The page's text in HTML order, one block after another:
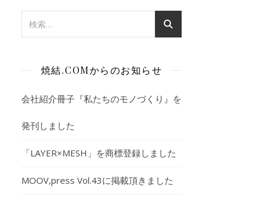
焼結.COMからのお知らせ
会社紹介冊子『私たちのモノづくり』を
発刊しました
「LAYER×MESH」を商標登録しました
MOOV,press Vol.43に掲載頂きました